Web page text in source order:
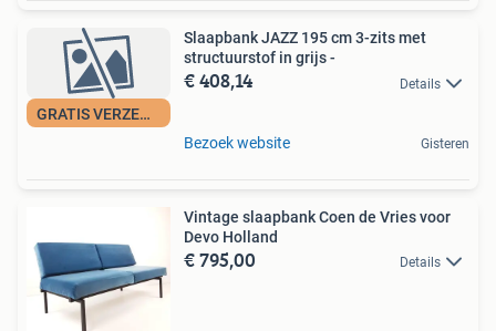
GRATIS VERZENDING
Slaapbank JAZZ 195 cm 3-zits met
structuurstof in grijs -
€ 408,14 Details
Bezoek website Gisteren
Vintage slaapbank Coen de Vries voor
Devo Holland
€ 795,00 Details